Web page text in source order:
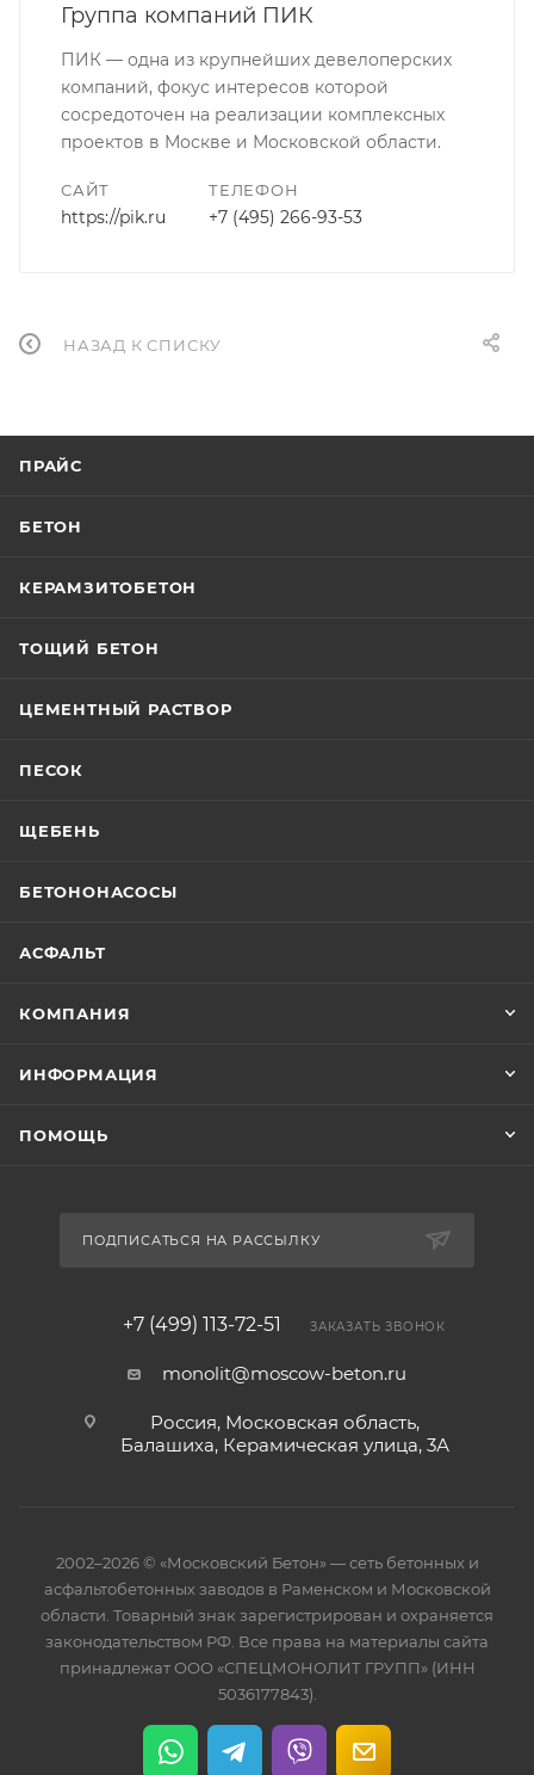
Группа компаний ПИК
ПИК — одна из крупнейших девелоперских
компаний, фокус интересов которой
сосредоточен на реализации комплексных
проектов в Москве и Московской области.
САЙТ
https://pik.ru
ТЕЛЕФОН
+7 (495) 266-93-53
НАЗАД К СПИСКУ
ПРАЙС
БЕТОН
КЕРАМЗИТОБЕТОН
ТОЩИЙ БЕТОН
ЦЕМЕНТНЫЙ РАСТВОР
ПЕСОК
ЩЕБЕНЬ
БЕТОНОНАСОСЫ
АСФАЛЬТ
КОМПАНИЯ
ИНФОРМАЦИЯ
ПОМОЩЬ
ПОДПИСАТЬСЯ НА РАССЫЛКУ
+7 (499) 113-72-51 ЗАКАЗАТЬ ЗВОНОК
monolit@moscow-beton.ru
Россия, Московская область,
Балашиха, Керамическая улица, 3А
2002–2026 © «Московский Бетон» — сеть бетонных и
асфальтобетонных заводов в Раменском и Московской
области. Товарный знак зарегистрирован и охраняется
законодательством РФ. Все права на материалы сайта
принадлежат ООО «СПЕЦМОНОЛИТ ГРУПП» (ИНН
5036177843).